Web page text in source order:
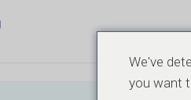
We've
you want